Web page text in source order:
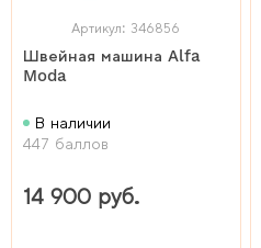
Артикул: 346856
Швейная машина Alfa
Moda
В наличии
447 баллов
14 900 руб.